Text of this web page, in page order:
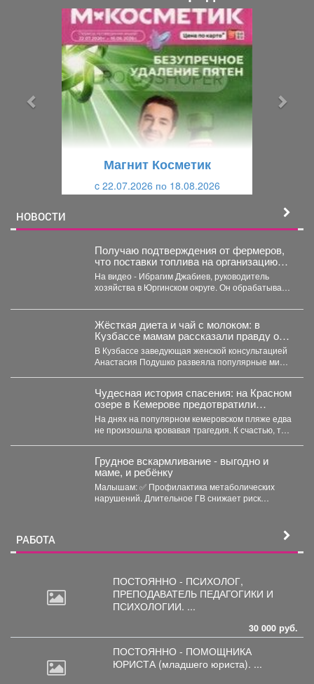
Магнит Косметик
c 22.07.2026 по 18.08.2026
НОВОСТИ
Получаю подтверждения от фермеров,
что поставки топлива на организацию
уборочной кампании уже начались.
На видео - Ибрагим Джабиев, руководитель
хозяйства в Юргинском округе. Он обрабатывает
Жёсткая диета и чай с молоком: в
Кузбассе мамам рассказали правду о
грудном вскармливании
В Кузбассе заведующая женской консультацией
Анастасия Подушко развеяла популярные мифы
Чудесная история спасения: на Красном
озере в Кемерове предотвратили
трагедию
На днях на популярном кемеровском пляже едва
не произошла кровавая трагедия. К счастью, там
Грудное вскармливание - выгодно и
маме, и ребёнку
Малышам: ✅ Профилактика метаболических
нарушений. Длительное ГВ снижает риск
РАБОТА
ПОСТОЯННО - ПСИХОЛОГ,
ПРЕПОДАВАТЕЛЬ ПЕДАГОГИКИ И
ПСИХОЛОГИИ. ...
30 000 руб.
ПОСТОЯННО - ПОМОЩНИКА
ЮРИСТА
(младшего юриста). ...